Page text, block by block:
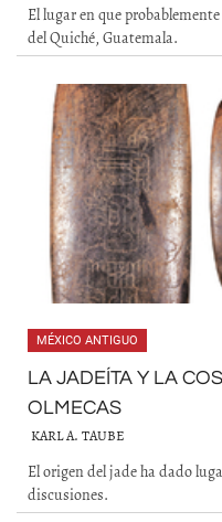
El lugar en que probablemente
del Quiché, Guatemala.
MÉXICO ANTIGUO
LA JADEÍTA Y LA
OLMECAS
KARL A. TAUBE
El origen del jade ha dado
discusiones.